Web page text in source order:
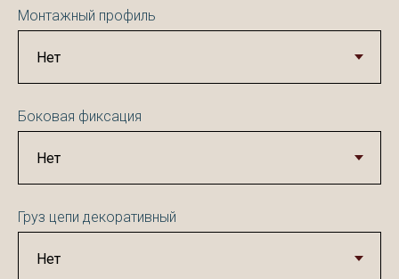
Монтажный профиль
Боковая фиксация
Груз цепи декоративный